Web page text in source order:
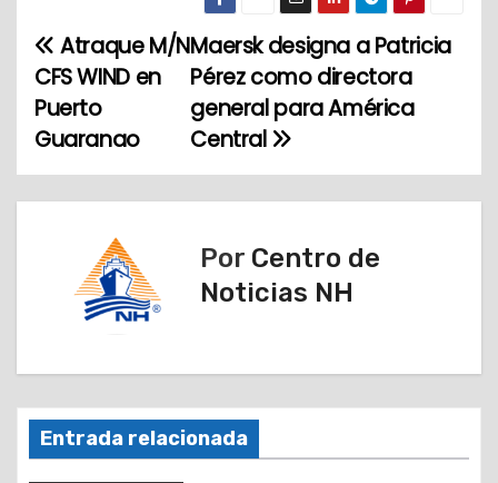
N
a
v
e
i
ó
Maersk designa a Patricia
Pérez como directora
general para América
Central
Atraque M/N
CFS WIND en
Puerto
Guaranao
Por Centro de
Noticias NH
Entrada relacionada